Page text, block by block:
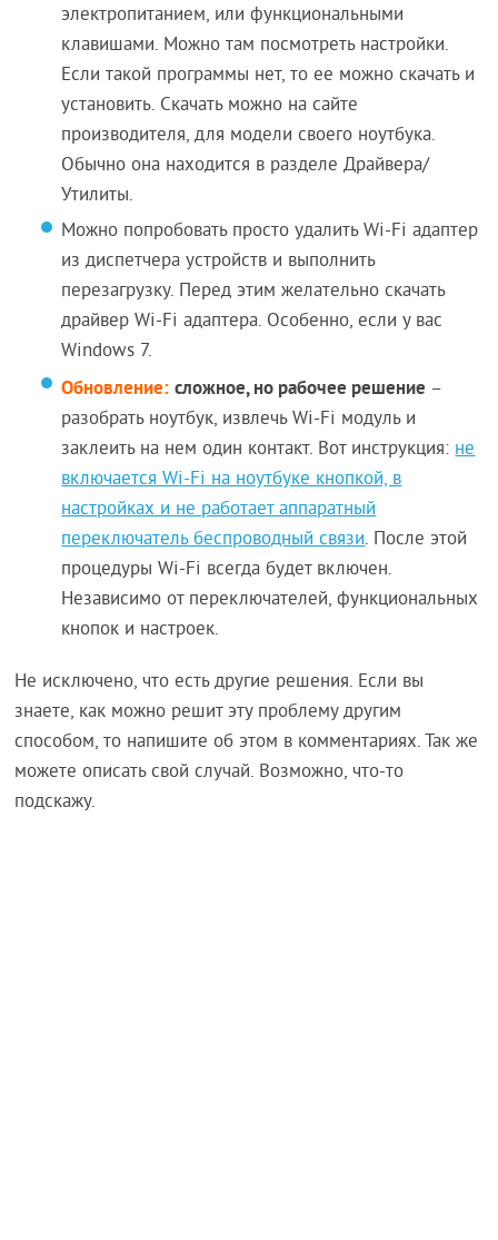
электропитанием, или функциональными
клавишами. Можно там посмотреть настройки.
Если такой программы нет, то ее можно скачать и
установить. Скачать можно на сайте
производителя, для модели своего ноутбука.
Обычно она находится в разделе Драйвера/
Утилиты.
Можно попробовать просто удалить Wi-Fi адаптер
из диспетчера устройств и выполнить
перезагрузку. Перед этим желательно скачать
драйвер Wi-Fi адаптера. Особенно, если у вас
Windows 7.
Обновление: сложное, но рабочее решение –
разобрать ноутбук, извлечь Wi-Fi модуль и
заклеить на нем один контакт. Вот инструкция:не
включается Wi-Fi на ноутбуке кнопкой, в
настройках и не работает аппаратный
переключатель беспроводный связи. После этой
процедуры Wi-Fi всегда будет включен.
Независимо от переключателей, функциональных
кнопок и настроек.
Не исключено, что есть другие решения. Если вы
знаете, как можно решит эту проблему другим
способом, то напишите об этом в комментариях. Так же
можете описать свой случай. Возможно, что-то
подскажу.